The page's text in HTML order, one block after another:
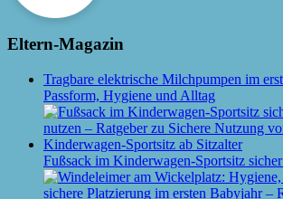
Eltern-Magazin
Tragbare elektrische Milchpumpen im
Passform, Hygiene und Alltag
Fußsack im Kinderwagen-Sportsitz